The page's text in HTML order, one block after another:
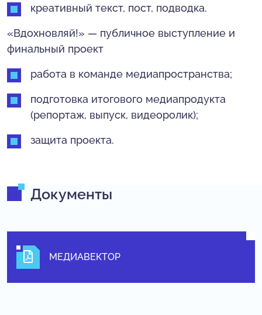
креативный текст, пост, подводка.
«Вдохновляй!» — публичное выступление и
финальный проект
работа в команде медиапространства;
подготовка итогового медиапродукта
(репортаж, выпуск, видеоролик);
защита проекта.
Документы
МЕДИАВЕКТОР